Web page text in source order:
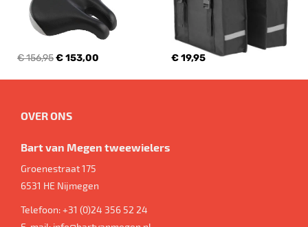
€ 156,95€ 153,00 € 19,95
OVER ONS
Bart van Megen tweewielers
Groenestraat 175
6531 HE Nijmegen
Telefoon:+31 (0)24 356 52 24